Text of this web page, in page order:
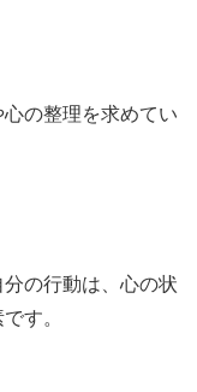
の整理を求めてい
の行動は、心の状
す。